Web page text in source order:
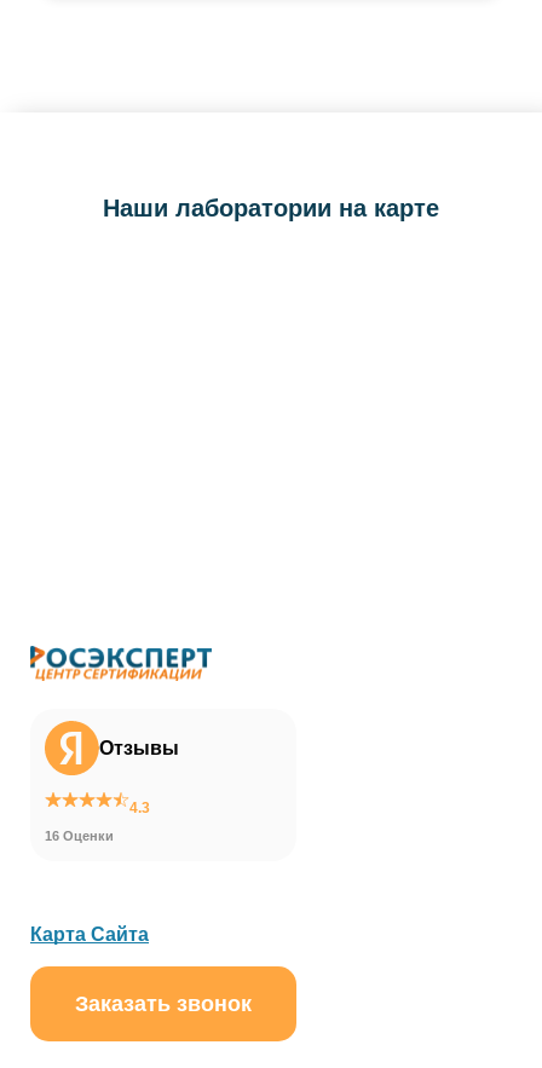
Наши лаборатории на карте
Отзывы
4.3
16 Оценки
Карта Сайта
Заказать звонок
online